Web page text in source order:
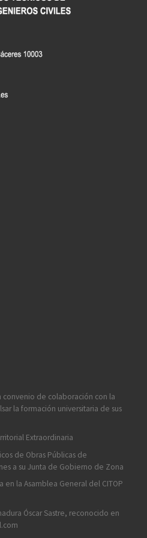
convenio de colaboración con la
la formación universitaria de sus
Extraordinaria
de Obras Públicas de
a su Junta de Gobierno de Zona
en la Asamblea General del CITOP
Óscar Sastre, reconocido en